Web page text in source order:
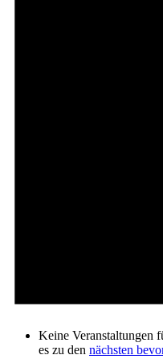
Keine Veranstaltungen
es zu den nächsten